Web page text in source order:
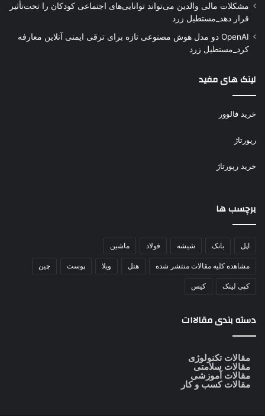
مشکلات مالی والدین می‌تواند توانایی‌های اجتماعی کودکان را تحت‌تأثیر
قرار دهد_مستطیل زرد
OpenAI دو مدل هوش مصنوعی تازه برای ترقی ایمنی آنلاین معارفه
کرد_مستطیل زرد
لینک های مفید
خرید فالوور
رپورتاژ
خرید رپورتاژ
برچسب ها
اپل بانک شیشه فولاد ماشین
مشاهده کلیه مقالات منتشر شده هتل ویلا پوست چین
کپی لینک کیس
دسته بندی مقالاات
مقالات تکنولوژی
مقالات سلامتی
مقالات آموزشی
مقالات کسب و کار